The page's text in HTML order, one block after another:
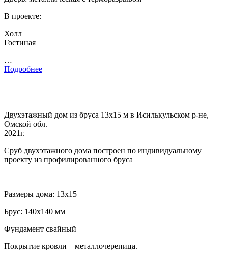
В проекте:
Холл
Гостиная
…
Подробнее
Двухэтажный дом из бруса 13х15 м в Исилькульском р-не,
Омской обл.
2021г.
Сруб двухэтажного дома построен по индивидуальному
проекту из профилированного бруса
Размеры дома: 13х15
Брус: 140х140 мм
Фундамент свайный
Покрытие кровли – металлочерепица.